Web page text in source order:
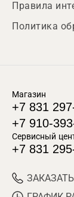
Правила
Политика
Магазин
+7 831
+7 910-
Сервисный
+7 831